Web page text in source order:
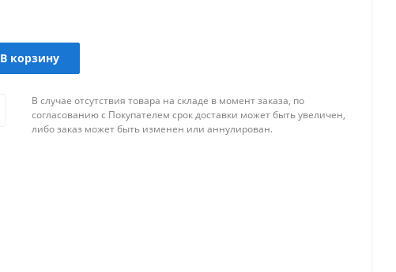
В корзину
В случае отсутствия товара на складе в момент заказа, по
согласованию с Покупателем срок доставки может быть увеличен,
либо заказ может быть изменен или аннулирован.